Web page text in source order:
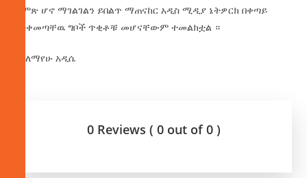
ድምጽ ሆኖ ማገልገልን ይበልጥ ማጠናከር አዲስ ሚዲያ ኔትዎርክ በቀጣይ
ካስቀመጣቸዉ ግቦች ጥቂቶቹ መሆናቸውም ተመልክቷል ።
በአለማየሁ አዲሴ
0 Reviews ( 0 out of 0 )